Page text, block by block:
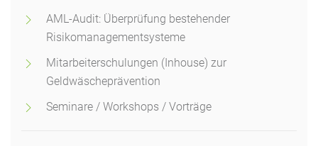
AML-Audit: Überprüfung bestehender
Risikomanagementsysteme
Mitarbeiterschulungen (Inhouse) zur
Geldwäscheprävention
Seminare / Workshops / Vorträge